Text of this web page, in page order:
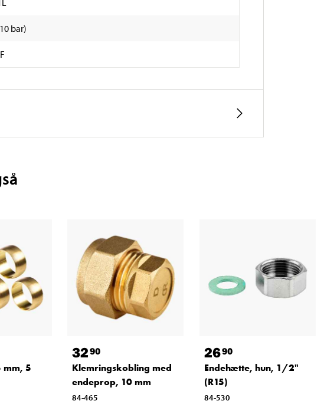
bar)
mm, 5
3290
Klemringskobling med
endeprop, 10 mm
84-465
2690
Endehætte, hun, 1/2"
(R15)
84-530